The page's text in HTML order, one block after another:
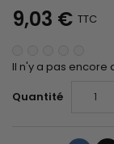
9,03 € TTC
Il n'y a pas encore
Quantité